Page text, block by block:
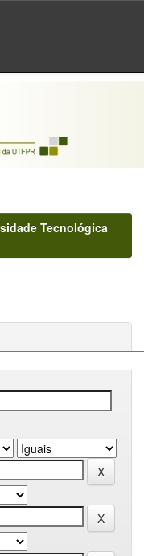
Tecnológica